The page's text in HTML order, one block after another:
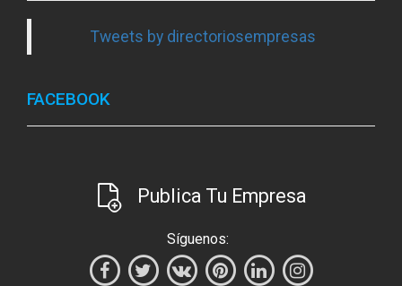
Tweets by directoriosempresas
FACEBOOK
Publica Tu Empresa
Síguenos: